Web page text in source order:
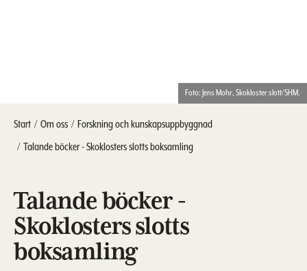
Foto: Jens Mohr, Skokloster slott/SHM.
Start Om oss
Forskning och kunskapsuppbyggnad
Talande böcker - Skoklosters slotts boksamling
Talande böcker -
Skoklosters slotts
boksamling